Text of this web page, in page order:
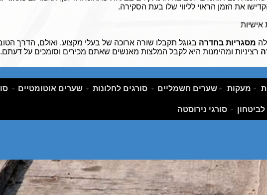
את הזמן הראוי לליווי שלו בעת הסקירה.
אישיות
מסגריות בחדרה בגוגל תקבלו שורה ארוכה של בעלי מקצוע. ואולם, הדרך
רציניות ומהימנות היא לקבל המלצות מאנשים שאתם מכירים וסומכים על דעתם.
כאן לעריכת טקסט לחץ כאן לעריכת טקסט לחץ כאן
לחץ כאן לעריכת טקסט לחץ כאן לעריכת טקסטלחץ
מעקות שערים חשמליים סורגים לחלונות שערים אוטומטיים
סורגי נירוסטה